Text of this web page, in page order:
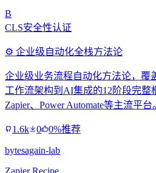
B
CLS安全性认证
⚙️ 企业级自动化全栈方法论
企业级业务流程自动化方法论，覆
工作流架构到AI集成的12阶段完整
Zapier、Power Automate等主流平台
1.6k 0 0%推荐
bytesagain-lab
Zapier Recipe